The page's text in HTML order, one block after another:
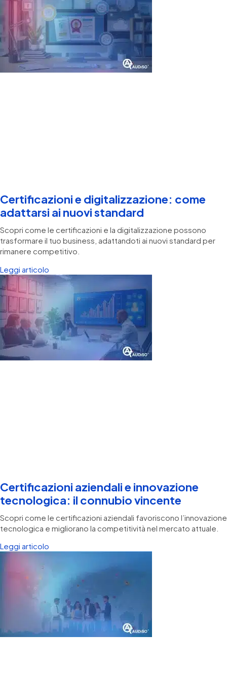
Certificazioni e digitalizzazione: come
adattarsi ai nuovi standard
Scopri come le certificazioni e la digitalizzazione possono
trasformare il tuo business, adattandoti ai nuovi standard per
rimanere competitivo.
Leggi articolo
Certificazioni aziendali e innovazione
tecnologica: il connubio vincente
Scopri come le certificazioni aziendali favoriscono l’innovazione
tecnologica e migliorano la competitività nel mercato attuale.
Leggi articolo